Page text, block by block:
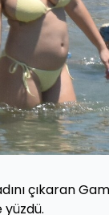
çıkaran